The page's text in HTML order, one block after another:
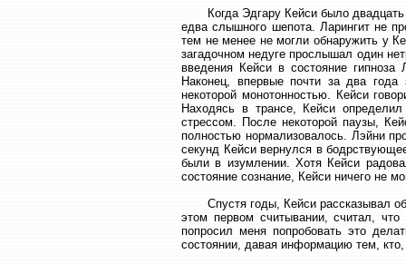
Когда Эдгару Кейси было двадцать
едва слышного шепота. Ларингит не
тем не менее не могли обнаружить у
загадочном недуге прослышал один
введения Кейси в состояние
Наконец, впервые почти за два года
некоторой монотонностью. Кейси
Находясь в трансе, Кейси
стрессом. После некоторой паузы,
полностью нормализовалось. Лэйни
секунд Кейси вернулся в
были в изумлении. Хотя Кейси
состояние сознание, Кейси ничего не
Спустя годы, Кейси рассказывал об
этом первом считывании, считал,
попросил меня попробовать это
состоянии, давая информацию тем,